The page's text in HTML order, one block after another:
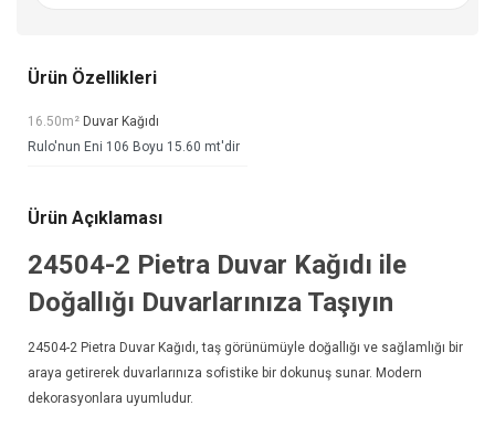
Ürün Özellikleri
16.50m² Duvar Kağıdı
Rulo'nun Eni 106 Boyu 15.60 mt'dir
Ürün Açıklaması
24504-2 Pietra Duvar Kağıdı ile
Doğallığı Duvarlarınıza Taşıyın
24504-2 Pietra Duvar Kağıdı, taş görünümüyle doğallığı ve sağlamlığı bir
araya getirerek duvarlarınıza sofistike bir dokunuş sunar. Modern
dekorasyonlara uyumludur.